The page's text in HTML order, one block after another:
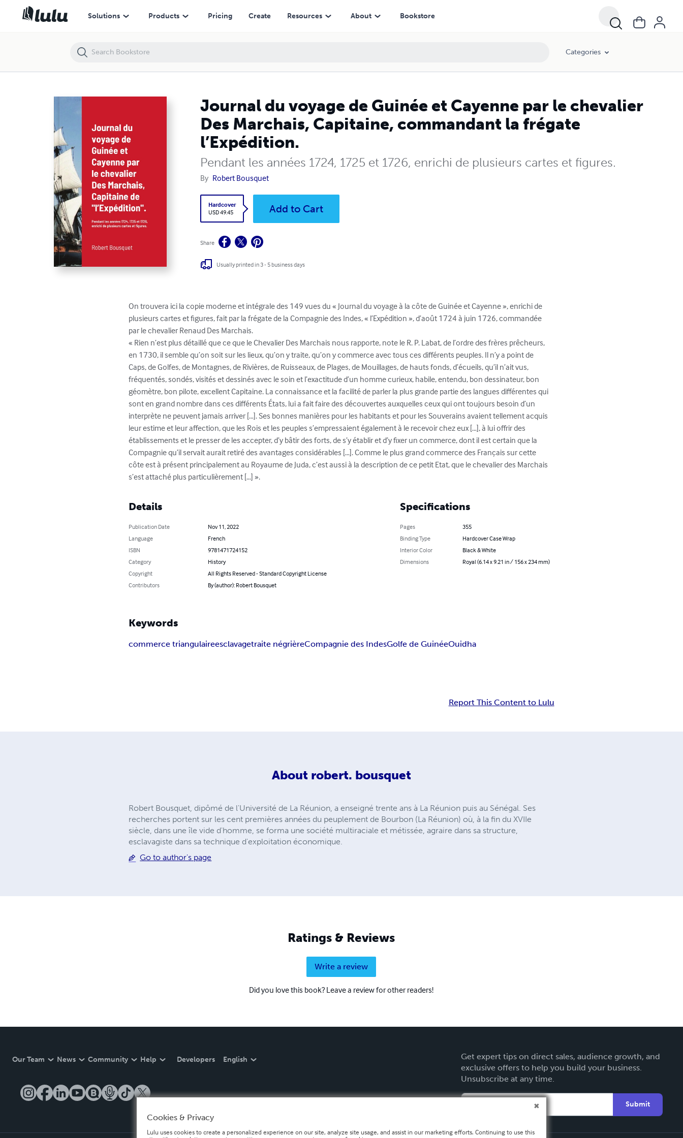
Solutions Products Pricing Create Resources About Bookstore
Categories
Journal du voyage de Guinée et Cayenne par le chevalier
Des Marchais, Capitaine, commandant la frégate
l’Expédition.
Pendant les années 1724, 1725 et 1726, enrichi de plusieurs cartes et figures.
By Robert Bousquet
Hardcover
USD 49.45
Add to Cart
Share
Usually printed in 3 - 5 business days
On trouvera ici la copie moderne et intégrale des 149 vues du « Journal du voyage à la côte de Guinée et Cayenne », enrichi de
plusieurs cartes et figures, fait par la frégate de la Compagnie des Indes, « l’Expédition », d’août 1724 à juin 1726, commandée
par le chevalier Renaud Des Marchais.
« Rien n’est plus détaillé que ce que le Chevalier Des Marchais nous rapporte, note le R. P. Labat, de l’ordre des frères prêcheurs,
en 1730, il semble qu’on soit sur les lieux, qu’on y traite, qu’on y commerce avec tous ces différents peuples. Il n’y a point de
Caps, de Golfes, de Montagnes, de Rivières, de Ruisseaux, de Plages, de Mouillages, de hauts fonds, d’écueils, qu’il n’ait vus,
fréquentés, sondés, visités et dessinés avec le soin et l’exactitude d’un homme curieux, habile, entendu, bon dessinateur, bon
géomètre, bon pilote, excellent Capitaine. La connaissance et la facilité de parler la plus grande partie des langues différentes qui
sont en grand nombre dans ces différents États, lui a fait faire des découvertes auxquelles ceux qui ont toujours besoin d’un
interprète ne peuvent jamais arriver […]. Ses bonnes manières pour les habitants et pour les Souverains avaient tellement acquis
leur estime et leur affection, que les Rois et les peuples s’empressaient également à le recevoir chez eux […], à lui offrir des
établissements et le presser de les accepter, d’y bâtir des forts, de s’y établir et d’y fixer un commerce, dont il est certain que la
Compagnie qu’il servait aurait retiré des avantages considérables […]. Comme le plus grand commerce des Français sur cette
côte est à présent principalement au Royaume de Juda, c’est aussi à la description de ce petit Etat, que le chevalier des Marchais
s’est attaché plus particulièrement […] ».
Details
Publication Date
Nov 11, 2022
Language
French
ISBN
9781471724152
Category
History
Copyright
All Rights Reserved - Standard Copyright License
Contributors
By (author): Robert Bousquet
Specifications
Pages
355
Binding Type
Hardcover Case Wrap
Interior Color
Black & White
Dimensions
Royal (6.14 x 9.21 in / 156 x 234 mm)
Keywords
commerce triangulaireesclavagetraite négrièreCompagnie des IndesGolfe de GuinéeOuidha
Report This Content to Lulu
About robert. bousquet
Robert Bousquet, dipômé de l'Université de La Réunion, a enseigné trente ans à La Réunion puis au Sénégal. Ses
recherches portent sur les cent premières années du peuplement de Bourbon (La Réunion) où, à la fin du XVIIe
siècle, dans une île vide d'homme, se forma une société multiraciale et métissée, agraire dans sa structure,
esclavagiste dans sa technique d'exploitation économique.
Go to author's page
Ratings & Reviews
Write a review
Did you love this book? Leave a review for other readers!
Our Team News Community Help Developers English
Get expert tips on direct sales, audience growth, and
exclusive offers to help you build your business.
Unsubscribe at any time.
Submit
Journal du voyage de Guinée et Cayenne par le chevalier Des Marchais, Capitaine, commandant la frégate l’Expédition.
Cookies & Privacy
Lulu uses cookies to create a personalized experience on our site, analyze site usage, and assist in our marketing efforts. Continuing to use this